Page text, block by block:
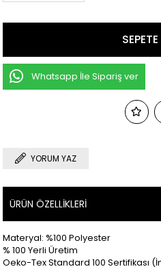
Whatsapp İle Sipariş ver
YORUM YAZ
ÜRÜN ÖZELLIKLERI
Materyal: %100 Polyester
% 100 Yerli Üretim
Oeko-Tex Standard 100 Sertifikası